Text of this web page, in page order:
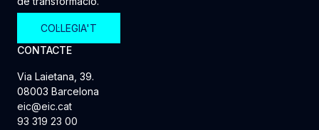
COL·LEGIA'T
CONTACTE
Via Laietana, 39.
08003 Barcelona
eic@eic.cat
93 319 23 00